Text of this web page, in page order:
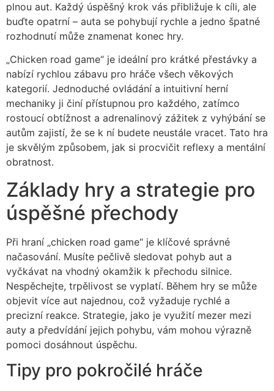
plnou aut. Každý úspěšný krok vás přibližuje k cíli, ale
buďte opatrní – auta se pohybují rychle a jedno špatné
rozhodnutí může znamenat konec hry.
„Chicken road game“ je ideální pro krátké přestávky a
nabízí rychlou zábavu pro hráče všech věkových
kategorií. Jednoduché ovládání a intuitivní herní
mechaniky ji činí přístupnou pro každého, zatímco
rostoucí obtížnost a adrenalinový zážitek z vyhýbání se
autům zajistí, že se k ní budete neustále vracet. Tato hra
je skvělým způsobem, jak si procvičit reflexy a mentální
obratnost.
Základy hry a strategie pro
úspěšné přechody
Při hraní „chicken road game“ je klíčové správné
načasování. Musíte pečlivě sledovat pohyb aut a
vyčkávat na vhodný okamžik k přechodu silnice.
Nespěchejte, trpělivost se vyplatí. Během hry se může
objevit více aut najednou, což vyžaduje rychlé a
precizní reakce. Strategie, jako je využití mezer mezi
auty a předvídání jejich pohybu, vám mohou výrazně
pomoci dosáhnout úspěchu.
Tipy pro pokročilé hráče